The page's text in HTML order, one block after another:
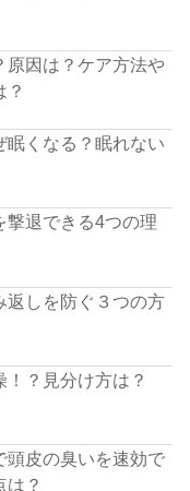
原因は？ケア方法や
？
眠くなる？眠れない
撃退できる4つの理
返しを防ぐ３つの方
？見分け方は？
頭皮の臭いを速効で
は？